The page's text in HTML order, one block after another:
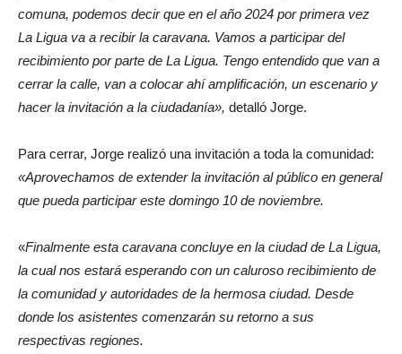
comuna, podemos decir que en el año 2024 por primera vez
La Ligua va a recibir la caravana. Vamos a participar del
recibimiento por parte de La Ligua. Tengo entendido que van a
cerrar la calle, van a colocar ahí amplificación, un escenario y
hacer la invitación a la ciudadanía», detalló Jorge.
Para cerrar, Jorge realizó una invitación a toda la comunidad:
«Aprovechamos de extender la invitación al público en general
que pueda participar este domingo 10 de noviembre.
«Finalmente esta caravana concluye en la ciudad de La Ligua,
la cual nos estará esperando con un caluroso recibimiento de
la comunidad y autoridades de la hermosa ciudad. Desde
donde los asistentes comenzarán su retorno a sus
respectivas regiones.